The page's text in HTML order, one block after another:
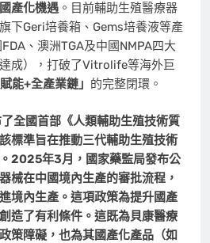
國產化機遇 。目前輔助生殖醫療器
下Geri培養箱、Gems培養液等產
、澳洲TGA及中國NMPA四大
成），打破了Vitrolife等海外巨
賦能+全產業鏈」 的完整閉環。
全國首部《人類輔助生殖技術質
標準旨在推動三代輔助生殖技術
2025年3月，國家藥監局發布公
械在中國境內生產的審批流程，
境內生產。這項政策為提升國產
造了有利條件。這既為貝康醫療
策障礙，也為其國產化產品（如